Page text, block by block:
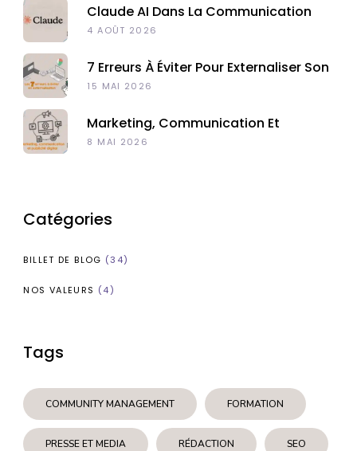
Claude AI Dans La Communication
Digitale
4 AOÛT 2026
7 Erreurs À Éviter Pour Externaliser Son
Marketing Digital À Madagascar
15 MAI 2026
Marketing, Communication Et
Publicité : Quelles Différences ?
8 MAI 2026
Catégories
BILLET DE BLOG (34)
NOS VALEURS (4)
Tags
COMMUNITY MANAGEMENT FORMATION
PRESSE ET MEDIA RÉDACTION SEO